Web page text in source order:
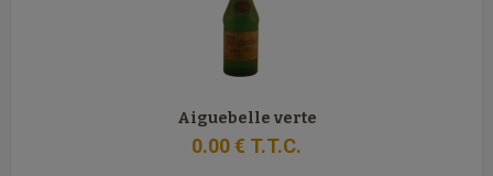
Aiguebelle verte
0.00€ T.T.C.